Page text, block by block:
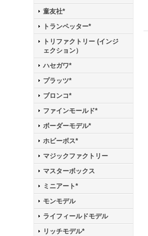
童友社*
トランペッター*
トリファクトリー (インジ
ェクション）
ハセガワ*
プラッツ*
ブロンコ*
ファインモールド*
ボーダーモデル*
ホビーボス*
マジックファクトリー
マスターボックス
ミニアート*
モンモデル
ライフィールドモデル
リッチモデル*